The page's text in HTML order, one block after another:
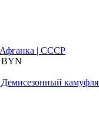
| CCCР
BYN